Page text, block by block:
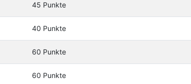
45 Punkte
40 Punkte
60 Punkte
60 Punkte